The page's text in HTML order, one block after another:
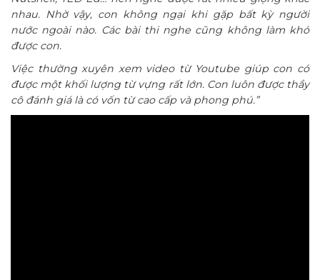
nhau. Nhờ vậy, con không ngại khi gặp bất kỳ người
nước ngoài nào. Các bài thi nghe cũng không làm khó
được con.
Việc thường xuyên xem video từ Youtube giúp con có
được một khối lượng từ vựng rất lớn. Con luôn được thầy
cô đánh giá là có vốn từ cao cấp và phong phú.”